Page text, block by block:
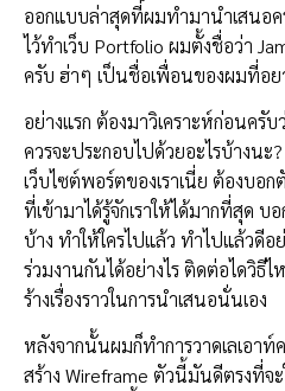
ออกแบบล่าสุดที่ผมทำมานำเสนอ
ไว้ทำเว็บ Portfolio ผมตั้งชื่อว่า
ครับ ฮ่าๆ เป็นชื่อเพื่อนของผมที่อย
อย่างแรก ต้องมาวิเคราะห์ก่อนครั
ควรจะประกอบไปด้วยอะไรบ้างน
เว็บไซต์พอร์ตของเราเนี่ย ต้องบอก
ที่เข้ามาได้รู้จักเราให้ได้มากที่สุด บอ
บ้าง ทำให้ใครไปแล้ว ทำไปแล้วดีอ
ร่วมงานกันได้อย่างไร ติดต่อไดวิธี
ร้างเรื่องราวในการนำเสนอนั่นเอง
หลังจากนั้นผมก็ทำการวาดเลเอาท์
สร้าง Wireframe ตัวนี้มันดีตรงที่จะ